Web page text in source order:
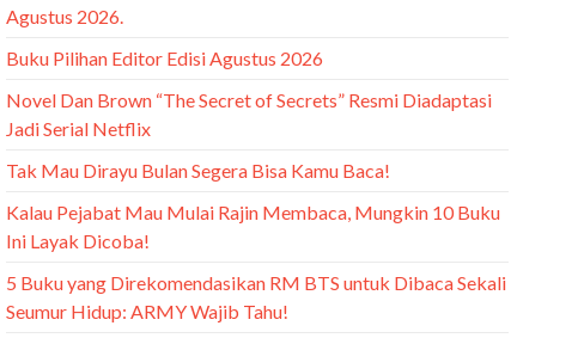
Agustus 2026.
Buku Pilihan Editor Edisi Agustus 2026
Novel Dan Brown “The Secret of Secrets” Resmi Diadaptasi
Jadi Serial Netflix
Tak Mau Dirayu Bulan Segera Bisa Kamu Baca!
Kalau Pejabat Mau Mulai Rajin Membaca, Mungkin 10 Buku
Ini Layak Dicoba!
5 Buku yang Direkomendasikan RM BTS untuk Dibaca Sekali
Seumur Hidup: ARMY Wajib Tahu!